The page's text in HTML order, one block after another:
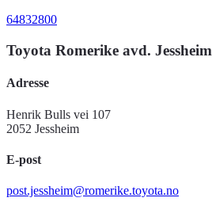
64832800
Toyota Romerike avd. Jessheim
Adresse
Henrik Bulls vei 107
2052 Jessheim
E-post
post.jessheim@romerike.toyota.no